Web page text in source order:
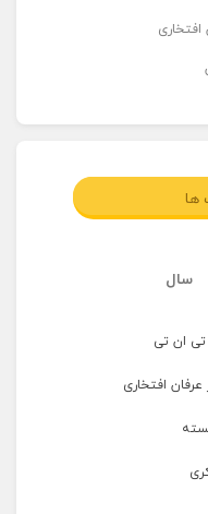
ها
سال
افتخاری